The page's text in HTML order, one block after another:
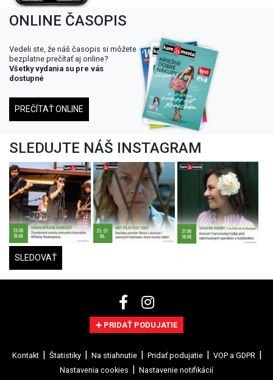
ONLINE ČASOPIS
Vedeli ste, že náš časopis si môžete
bezplatne prečítať aj online?
Všetky vydania su pre vás
dostupné
PREČÍTAŤ ONLINE
SLEDUJTE NÁŠ INSTAGRAM
SLEDOVAŤ
PRIDAŤ PODUJATIE
Kontakt Štatistiky Na stiahnutie Pridať podujatie
VOP a GDPR
Nastavenia cookies
Nastavenie notifikácií